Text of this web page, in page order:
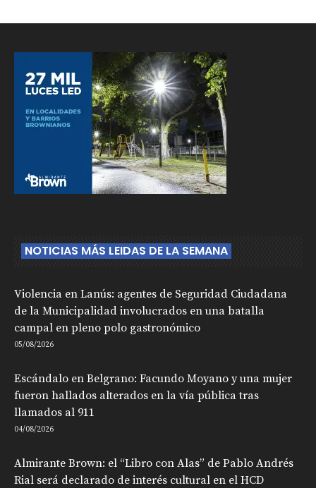
NOTICIAS MÁS LEIDAS DE LA SEMANA
Violencia en Lanús: agentes de Seguridad Ciudadana
de la Municipalidad involucrados en una batalla
campal en pleno polo gastronómico
05/08/2026
Escándalo en Belgrano: Facundo Moyano y una mujer
fueron hallados alterados en la vía pública tras
llamados al 911
04/08/2026
Almirante Brown: el “Libro con Alas” de Pablo Andrés
Rial será declarado de interés cultural en el HCD